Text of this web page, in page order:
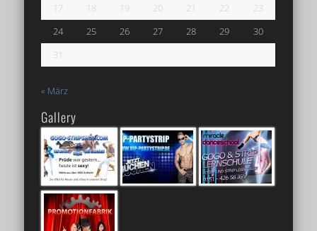
17
18 19 20 21 22
23
24
25 26 27 28 29
30
31
« März
Gallery